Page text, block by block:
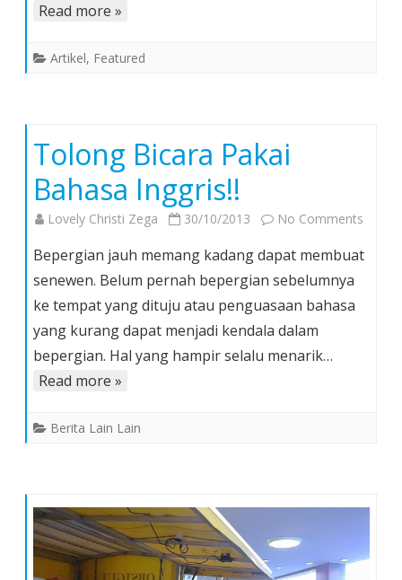
Read more »
Artikel, Featured
Tolong Bicara Pakai
Bahasa Inggris!!
Lovely Christi Zega 30/10/2013 No Comments
Bicara
Bepergian jauh memang kadang dapat membuat
senewen. Belum pernah bepergian sebelumnya
ke tempat yang dituju atau penguasaan bahasa
yang kurang dapat menjadi kendala dalam
bepergian. Hal yang hampir selalu menarik…
Read more »
Berita Lain Lain